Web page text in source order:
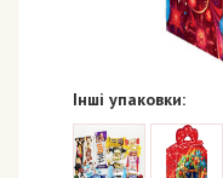
Інші упаковки: